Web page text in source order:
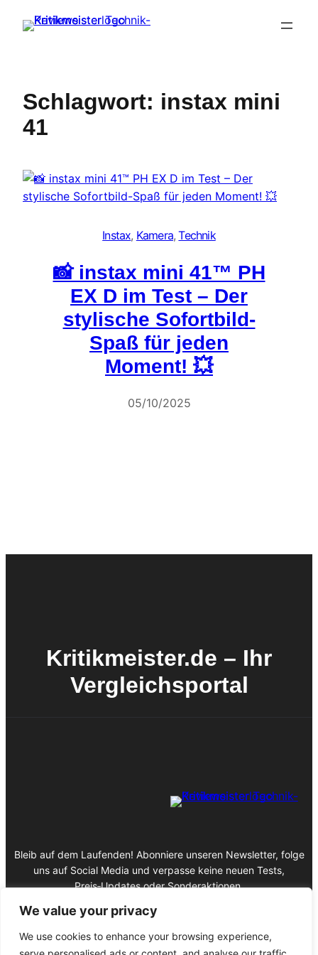
We value your privacy
We use cookies to enhance your browsing experience,
Inhalt
Schlagwort: instax mini
41
Instax, Kamera, Technik
📸 instax mini 41™ PH
EX D im Test – Der
stylische Sofortbild-
Spaß für jeden
Moment! 💥
05/10/2025
Kritikmeister.de – Ihr
Vergleichsportal
Bleib auf dem Laufenden! Abonniere unseren Newsletter, folge
uns auf Social Media und verpasse keine neuen Tests,
Preis‑Updates oder Sonderaktionen.